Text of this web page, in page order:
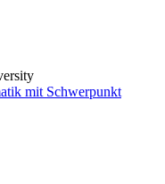
mit Schwerpunkt